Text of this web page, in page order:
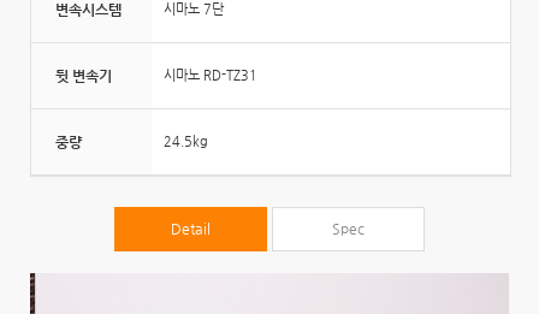
변속시스템 시마노 7단
뒷 변속기 시마노 RD-TZ31
중량 24.5kg
Detail Spec